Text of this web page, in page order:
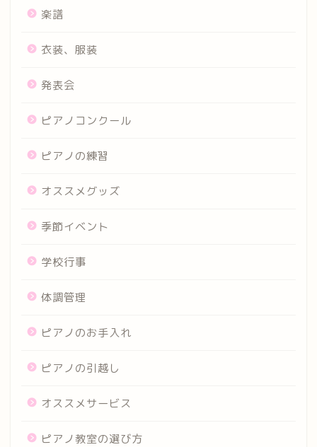
楽譜
衣装、服装
発表会
ピアノコンクール
ピアノの練習
オススメグッズ
季節イベント
学校行事
体調管理
ピアノのお手入れ
ピアノの引越し
オススメサービス
ピアノ教室の選び方